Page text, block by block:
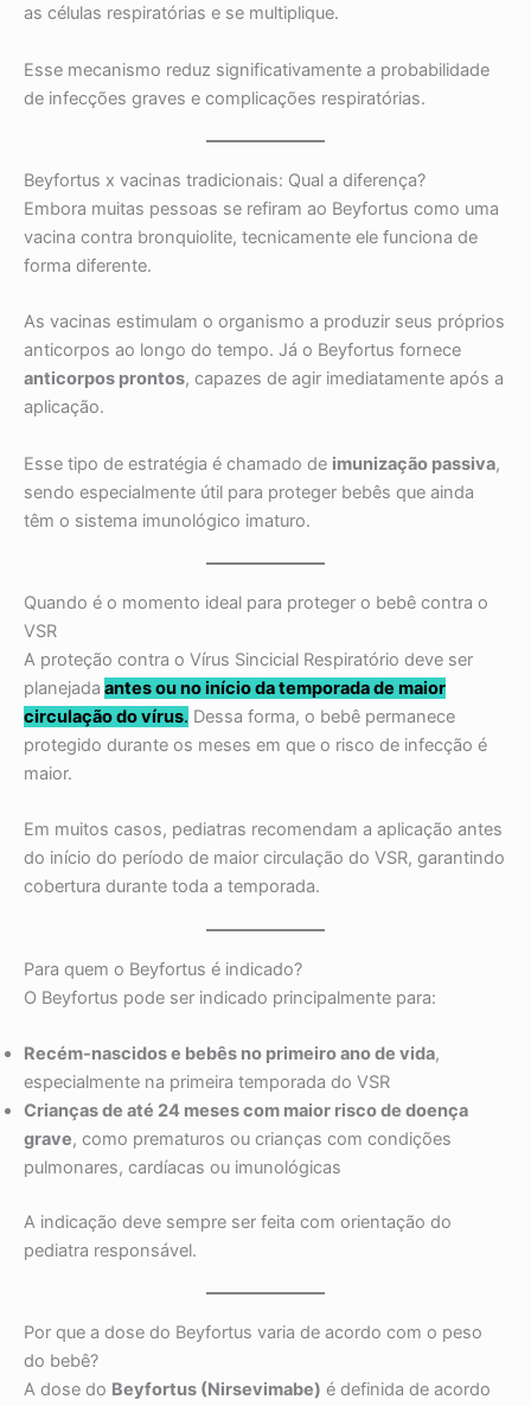
as células respiratórias e se multiplique.
Esse mecanismo reduz significativamente a probabilidade
de infecções graves e complicações respiratórias.
Beyfortus x vacinas tradicionais: Qual a diferença?
Embora muitas pessoas se refiram ao Beyfortus como uma
vacina contra bronquiolite, tecnicamente ele funciona de
forma diferente.
As vacinas estimulam o organismo a produzir seus próprios
anticorpos ao longo do tempo. Já o Beyfortus fornece
anticorpos prontos, capazes de agir imediatamente após a
aplicação.
Esse tipo de estratégia é chamado de imunização passiva,
sendo especialmente útil para proteger bebês que ainda
têm o sistema imunológico imaturo.
Quando é o momento ideal para proteger o bebê contra o
VSR
A proteção contra o Vírus Sincicial Respiratório deve ser
planejada antes ou no início da temporada de maior
circulação do vírus. Dessa forma, o bebê permanece
protegido durante os meses em que o risco de infecção é
maior.
Em muitos casos, pediatras recomendam a aplicação antes
do início do período de maior circulação do VSR, garantindo
cobertura durante toda a temporada.
Para quem o Beyfortus é indicado?
O Beyfortus pode ser indicado principalmente para:
Recém-nascidos e bebês no primeiro ano de vida,
especialmente na primeira temporada do VSR
Crianças de até 24 meses com maior risco de doença
grave, como prematuros ou crianças com condições
pulmonares, cardíacas ou imunológicas
A indicação deve sempre ser feita com orientação do
pediatra responsável.
Por que a dose do Beyfortus varia de acordo com o peso
do bebê?
A dose do Beyfortus (Nirsevimabe) é definida de acordo